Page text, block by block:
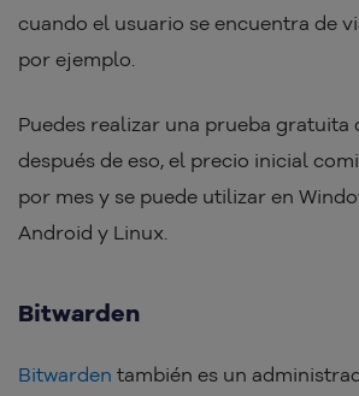
cuando el usuario se encuentra de
por ejemplo.
Puedes realizar una prueba gratuita
después de eso, el precio inicial
por mes y se puede utilizar en
Android y Linux.
Bitwarden
Bitwarden también es un